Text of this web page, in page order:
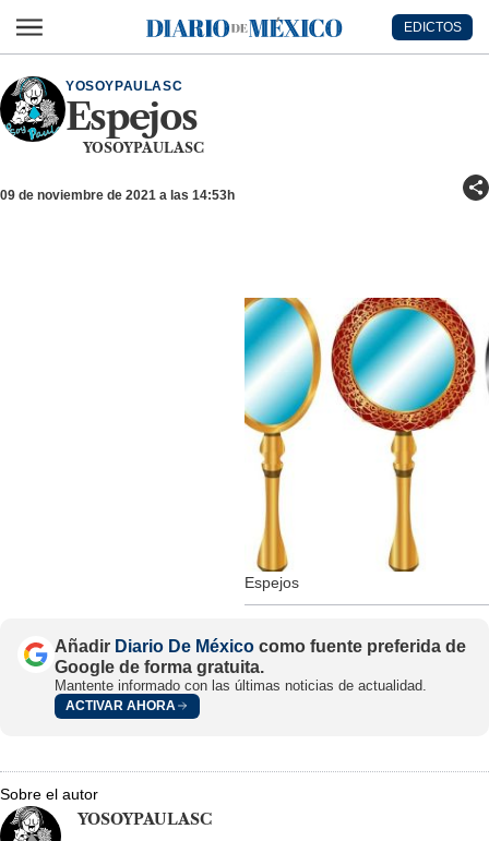
Diario de México
EDICTOS
YOSOYPAULASC
Espejos
YOSOYPAULASC
09 de noviembre de 2021 a las 14:53h
Espejos
Añadir Diario De México como fuente preferida de
Google de forma gratuita.
Mantente informado con las últimas noticias de actualidad.
ACTIVAR AHORA
Sobre el autor
YOSOYPAULASC